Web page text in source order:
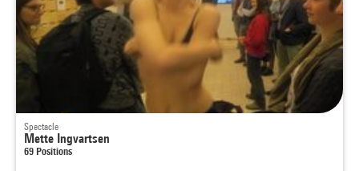
Spectacle
Mette Ingvartsen
69 Positions